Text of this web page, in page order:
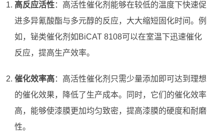
高反应活性：高活性催化剂能够在较低的温度下快速促
进多异氰酸酯与多元醇的反应，大大缩短固化时间。例
如，铋类催化剂如BiCAT 8108可以在室温下迅速催化
反应，提高生产效率。
催化效率高：高活性催化剂只需少量添加即可达到理想
的催化效果，降低了生产成本。同时，它们的催化效率
高，能够使漆膜更加均匀致密，提高漆膜的硬度和耐磨
性。